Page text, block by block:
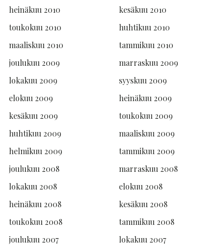
heinäkuu 2010
kesäkuu 2010
toukokuu 2010
huhtikuu 2010
maaliskuu 2010
tammikuu 2010
joulukuu 2009
marraskuu 2009
lokakuu 2009
syyskuu 2009
elokuu 2009
heinäkuu 2009
kesäkuu 2009
toukokuu 2009
huhtikuu 2009
maaliskuu 2009
helmikuu 2009
tammikuu 2009
joulukuu 2008
marraskuu 2008
lokakuu 2008
elokuu 2008
heinäkuu 2008
kesäkuu 2008
toukokuu 2008
tammikuu 2008
joulukuu 2007
lokakuu 2007